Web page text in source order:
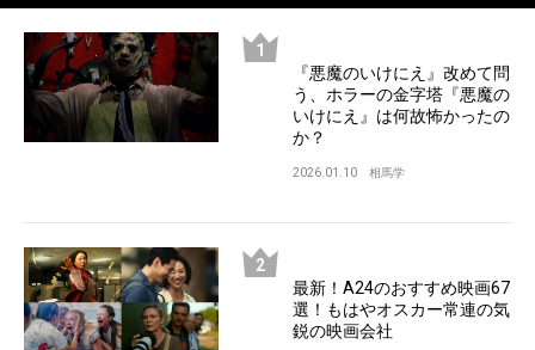
『悪魔のいけにえ』改めて問
う、ホラーの金字塔『悪魔の
いけにえ』は何故怖かったの
か？
2026.01.10 相馬学
最新！A24のおすすめ映画67
選！もはやオスカー常連の気
鋭の映画会社